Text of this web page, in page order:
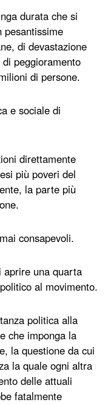
durata che si
pesantissime
di devastazione
peggioramento
di persone.
e sociale di
direttamente
più poveri del
la parte più
consapevoli.
aprire una quarta
al movimento.
politica alla
che imponga la
la questione da cui
la quale ogni altra
delle attuali
fatalmente